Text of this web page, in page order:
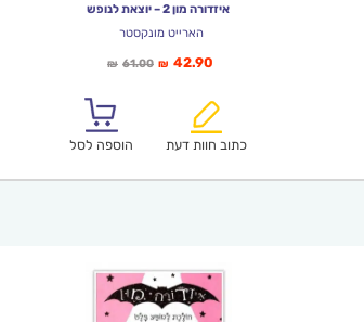
איזדורה מון 2 – יוצאת לנופש
הארייט מונקסטר
₪ 61.00המחיר
₪61.00.
₪ 42.90
הוא:
כתוב חוות דעת
הוספה לסל